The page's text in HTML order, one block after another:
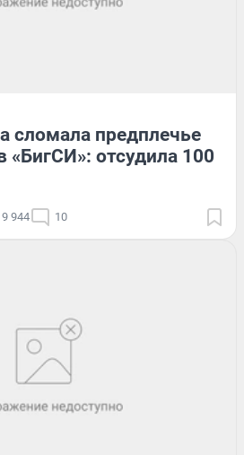
сломала предплечье
«БигСИ»: отсудила 100
9 944 10